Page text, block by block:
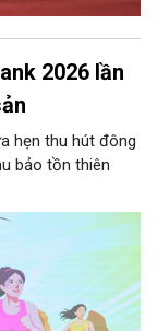
2026 lần
hẹn thu hút đông
bảo tồn thiên